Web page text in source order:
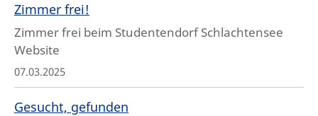
Zimmer frei!
Zimmer frei beim Studentendorf Schlachtensee
Website
07.03.2025
Gesucht, gefunden